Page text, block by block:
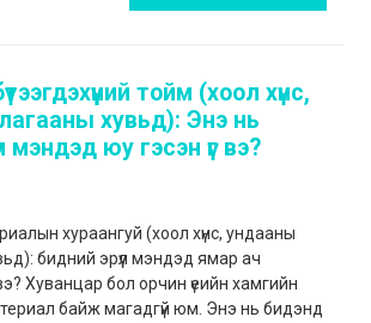
тойм (хоол хүнс,
хувьд): Энэ нь
мэндэд юу гэсэн үг вэ?
хураангуй (хоол хүнс, ундааны
бидний эрүүл мэндэд ямар ач
Хуванцар бол орчин үеийн хамгийн
байж магадгүй юм. Энэ нь бидэнд